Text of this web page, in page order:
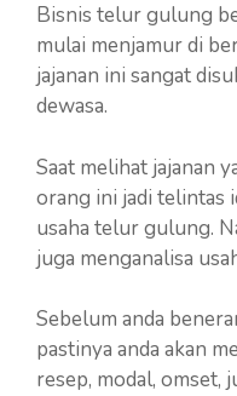
Bisnis telur gulung
mulai menjamur di
jajanan ini sangat
dewasa.
Saat melihat jajanan
orang ini jadi telintas
usaha telur gulung.
juga menganalisa
Sebelum anda
pastinya anda akan
resep, modal, omset,